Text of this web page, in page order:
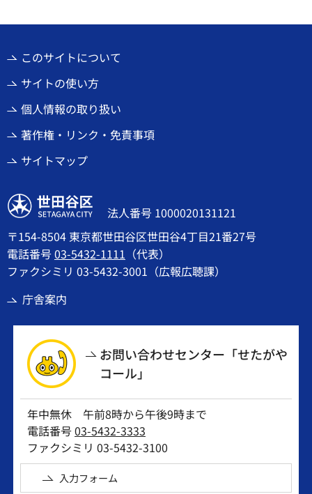
このサイトについて
サイトの使い方
個人情報の取り扱い
著作権・リンク・免責事項
サイトマップ
世田谷区
法人番号 1000020131121
〒154-8504 東京都世田谷区世田谷4丁目21番27号
電話番号03-5432-1111 （代表）
ファクシミリ 03-5432-3001（広報広聴課）
庁舎案内
お問い合わせセンター「せたがや
コール」
年中無休 午前8時から午後9時まで
電話番号03-5432-3333
ファクシミリ 03-5432-3100
入力フォーム